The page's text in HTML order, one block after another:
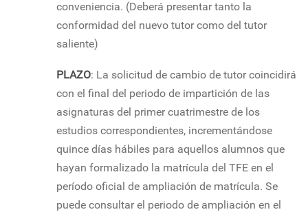
conveniencia. (Deberá presentar tanto la
conformidad del nuevo tutor como del tutor
saliente)
PLAZO: La solicitud de cambio de tutor coincidirá
con el final del periodo de impartición de las
asignaturas del primer cuatrimestre de los
estudios correspondientes, incrementándose
quince días hábiles para aquellos alumnos que
hayan formalizado la matrícula del TFE en el
período oficial de ampliación de matrícula. Se
puede consultar el periodo de ampliación en el